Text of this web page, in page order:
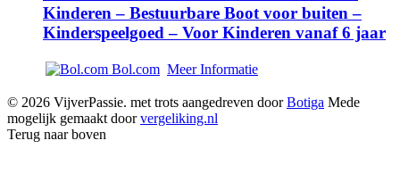
Kinderen – Bestuurbare Boot voor buiten –
Kinderspeelgoed – Voor Kinderen vanaf 6 jaar
Bol.com Meer Informatie
© 2026 VijverPassie. met trots aangedreven doorBotiga Mede
mogelijk gemaakt doorvergeliking.nl
Terug naar boven